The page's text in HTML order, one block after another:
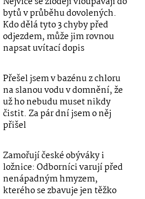
bytů v průběhu dovolených.
Kdo dělá tyto 3 chyby před
odjezdem, může jim rovnou
napsat uvítací dopis
Přešel jsem v bazénu z chloru
na slanou vodu v domnění, že
už ho nebudu muset nikdy
čistit. Za pár dní jsem o něj
přišel
Zamořují české obýváky i
ložnice: Odborníci varují před
nenápadným hmyzem,
kterého se zbavuje jen těžko